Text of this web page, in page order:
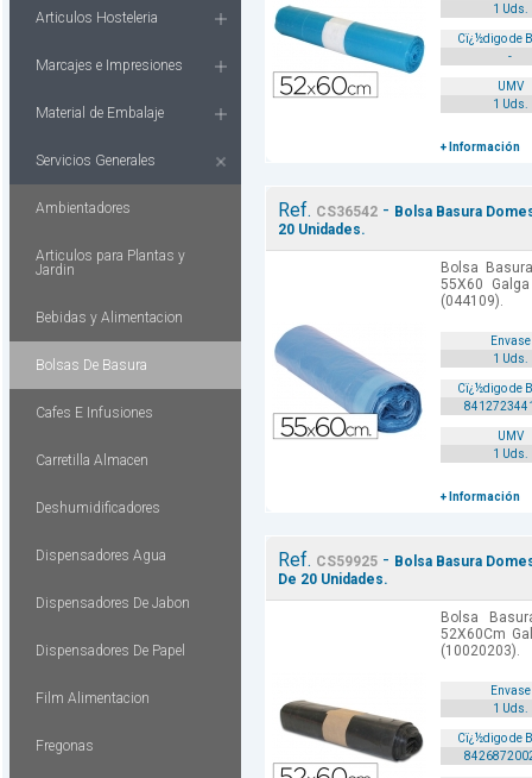
Articulos Hosteleria
Marcajes e Impresiones
Material de Embalaje
Servicios Generales
Ambientadores
Articulos para Plantas y
Jardin
Bebidas y Alimentacion
Bolsas De Basura
Cafes E Infusiones
Carretilla Almacen
Deshumidificadores
Dispensadores Agua
Dispensadores De Jabon
Dispensadores De Papel
Film Alimentacion
Fregonas
1 Uds.
Cï¿½digo de
-
UMV
1 Uds.
+ Información
Ref. CS36542- Bolsa Basura
20 Unidades.
Bolsa
55X60
(044109).
Envase
1 Uds.
Cï¿½digo de
UMV
1 Uds.
+ Información
Ref. CS59925- Bolsa Basura
De 20 Unidades.
Bolsa
52X60Cm
(10020203).
Envase
1 Uds.
Cï¿½digo de